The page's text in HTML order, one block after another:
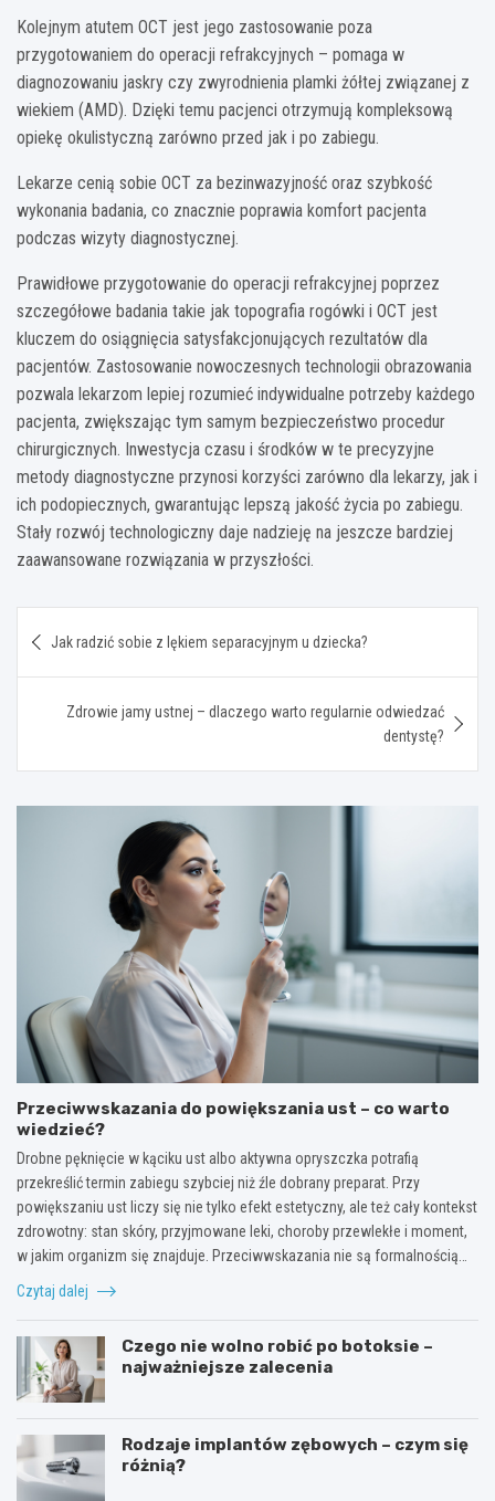
Kolejnym atutem OCT jest jego zastosowanie poza
przygotowaniem do operacji refrakcyjnych – pomaga w
diagnozowaniu jaskry czy zwyrodnienia plamki żółtej związanej z
wiekiem (AMD). Dzięki temu pacjenci otrzymują kompleksową
opiekę okulistyczną zarówno przed jak i po zabiegu.
Lekarze cenią sobie OCT za bezinwazyjność oraz szybkość
wykonania badania, co znacznie poprawia komfort pacjenta
podczas wizyty diagnostycznej.
Prawidłowe przygotowanie do operacji refrakcyjnej poprzez
szczegółowe badania takie jak topografia rogówki i OCT jest
kluczem do osiągnięcia satysfakcjonujących rezultatów dla
pacjentów. Zastosowanie nowoczesnych technologii obrazowania
pozwala lekarzom lepiej rozumieć indywidualne potrzeby każdego
pacjenta, zwiększając tym samym bezpieczeństwo procedur
chirurgicznych. Inwestycja czasu i środków w te precyzyjne
metody diagnostyczne przynosi korzyści zarówno dla lekarzy, jak i
ich podopiecznych, gwarantując lepszą jakość życia po zabiegu.
Stały rozwój technologiczny daje nadzieję na jeszcze bardziej
zaawansowane rozwiązania w przyszłości.
wpisu
Jak radzić sobie z lękiem separacyjnym u dziecka?
Zdrowie jamy ustnej – dlaczego warto regularnie odwiedzać
dentystę?
Przeciwwskazania do powiększania ust – co warto
wiedzieć?
Drobne pęknięcie w kąciku ust albo aktywna opryszczka potrafią
przekreślić termin zabiegu szybciej niż źle dobrany preparat. Przy
powiększaniu ust liczy się nie tylko efekt estetyczny, ale też cały kontekst
zdrowotny: stan skóry, przyjmowane leki, choroby przewlekłe i moment,
w jakim organizm się znajduje. Przeciwwskazania nie są formalnością…
Czytaj dalej
Czego nie wolno robić po botoksie –
najważniejsze zalecenia
Rodzaje implantów zębowych – czym się
różnią?